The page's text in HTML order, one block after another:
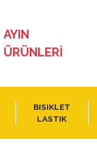
AYIN
ÜRÜNLERI
BISIKLET
LASTIK